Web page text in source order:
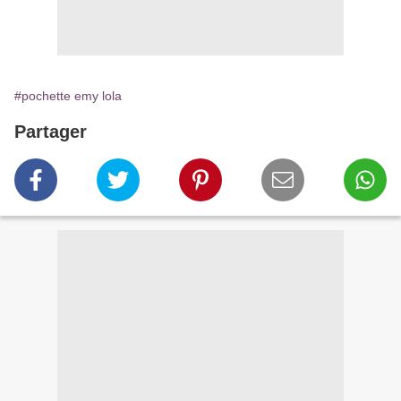
#pochette emy lola
Partager